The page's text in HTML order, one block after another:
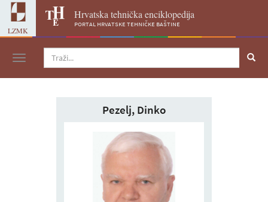
LZMK
Hrvatska tehnička enciklopedija
portal hrvatske tehničke baštine
Navigacija
Pezelj, Dinko